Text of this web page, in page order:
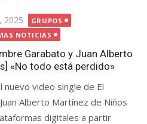
2025
GRUPOS
NOTICIAS
Garabato y Juan Alberto
«No todo está perdido»
video single de El
Alberto Martínez de Niños
digitales a partir